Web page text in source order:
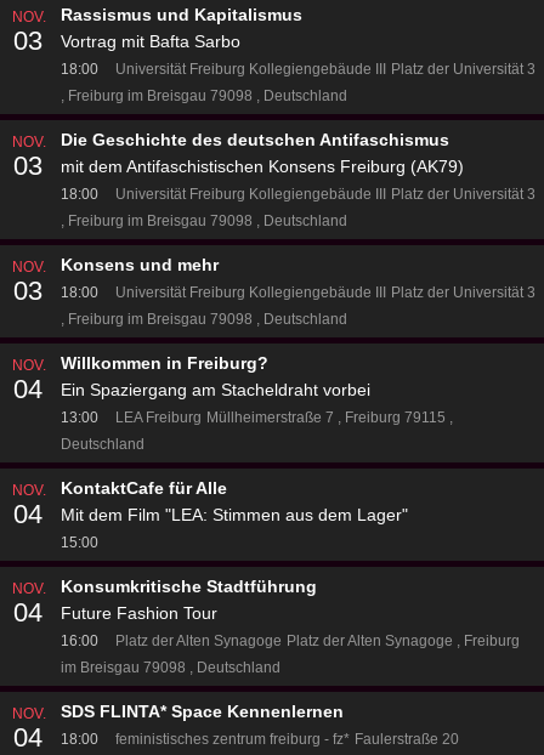
NOV.
03
Rassismus und Kapitalismus
Vortrag mit Bafta Sarbo
18:00 Universität Freiburg Kollegiengebäude III Platz der Universität 3
Freiburg im Breisgau 79098
Deutschland
NOV.
03
Die Geschichte des deutschen Antifaschismus
mit dem Antifaschistischen Konsens Freiburg (AK79)
18:00 Universität Freiburg Kollegiengebäude III Platz der Universität 3
Freiburg im Breisgau 79098
Deutschland
NOV.
03
Konsens und mehr
18:00 Universität Freiburg Kollegiengebäude III Platz der Universität 3
Freiburg im Breisgau 79098
Deutschland
NOV.
04
Willkommen in Freiburg?
Ein Spaziergang am Stacheldraht vorbei
13:00 LEA Freiburg Müllheimerstraße 7
Freiburg 79115
Deutschland
NOV.
04
KontaktCafe für Alle
Mit dem Film "LEA: Stimmen aus dem Lager"
15:00
NOV.
04
Konsumkritische Stadtführung
Future Fashion Tour
16:00 Platz der Alten Synagoge Platz der Alten Synagoge
Freiburg
im Breisgau 79098
Deutschland
NOV.
04
SDS FLINTA* Space Kennenlernen
18:00 feministisches zentrum freiburg - fz* Faulerstraße 20